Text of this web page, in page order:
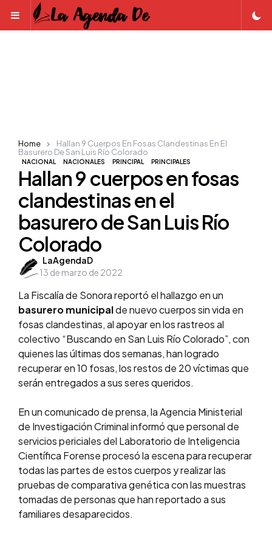
Menu
NACIONAL NACIONALES PRINCIPAL PRINCIPALES
Hallan 9 cuerpos en fosas
clandestinas en el
basurero de San Luis Río
Colorado
Posted
by
LaAgendaD
13 de marzo de 2022
Home
Hallan 9 Cuerpos En Fosas Clandestinas En El
Basurero De San Luis Río Colorado
La Fiscalía de Sonora reportó el hallazgo en un
basurero municipalde nuevo cuerpos sin vida en
fosas clandestinas, al apoyar en los rastreos al
colectivo “Buscando en San Luis Río Colorado”, con
quienes las últimas dos semanas, han logrado
recuperar en 10 fosas, los restos de 20 víctimas que
serán entregados a sus seres queridos.
En un comunicado de prensa, la Agencia Ministerial
de Investigación Criminal informó que personal de
servicios periciales del Laboratorio de Inteligencia
Científica Forense procesó la escena para recuperar
todas las partes de estos cuerpos y realizar las
pruebas de comparativa genética con las muestras
tomadas de personas que han reportado a sus
familiares desaparecidos.